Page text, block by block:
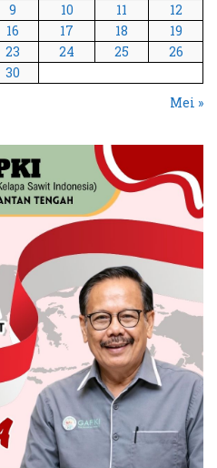
9 10 11
12
16 17 18
19
23 24 25
26
30
Mei »